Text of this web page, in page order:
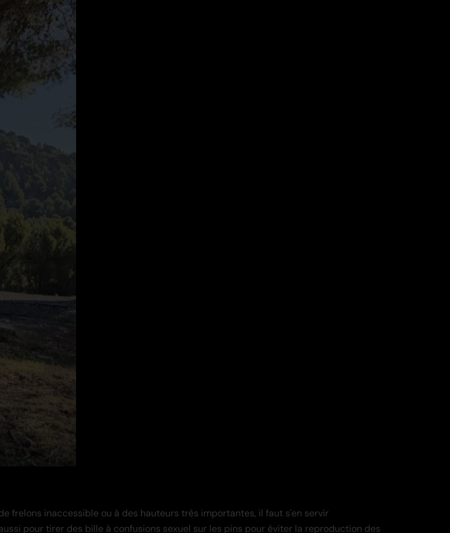
frelons inaccessible ou à des hauteurs très importantes, il faut s'en servir
pour tirer des bille à confusions sexuel sur les pins pour éviter la reproduction des